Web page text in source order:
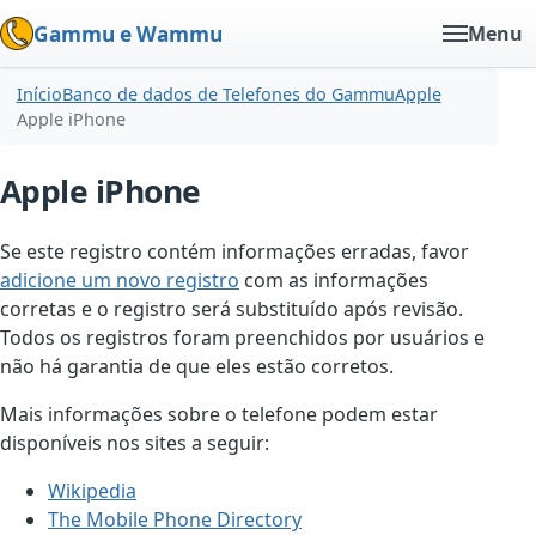
Gammu e Wammu Menu
InícioBanco de dados de Telefones do GammuApple
Apple iPhone
Apple iPhone
Se este registro contém informações erradas, favor
adicione um novo registro com as informações
corretas e o registro será substituído após revisão.
Todos os registros foram preenchidos por usuários e
não há garantia de que eles estão corretos.
Mais informações sobre o telefone podem estar
disponíveis nos sites a seguir:
Wikipedia
The Mobile Phone Directory